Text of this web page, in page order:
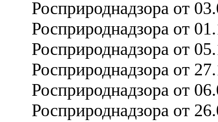
Росприроднадзора от
Росприроднадзора от
Росприроднадзора от
Росприроднадзора от
Росприроднадзора от
Росприроднадзора от